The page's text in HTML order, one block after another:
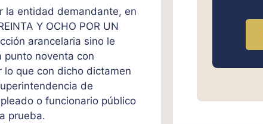
la entidad demandante, en
Y OCHO POR UN
arancelaria sino le
punto noventa con
que con dicho dictamen
de
o funcionario público
prueba.